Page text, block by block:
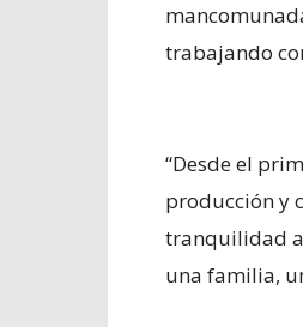
trabajando
“Desde el
producción y
tranquilidad a
una familia,